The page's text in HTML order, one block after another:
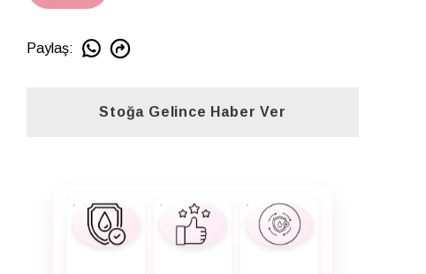
Paylaş:
Stoğa Gelince Haber Ver